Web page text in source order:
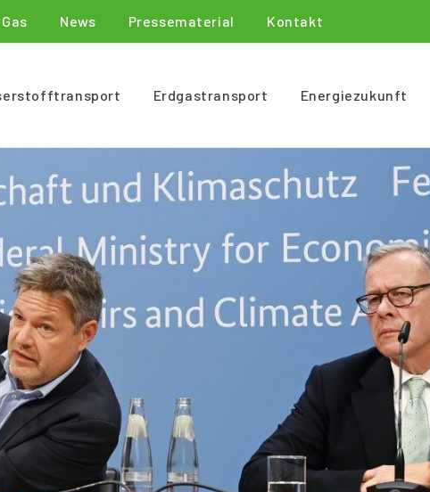
News Pressematerial Kontakt
Erdgastransport Energiezukunft